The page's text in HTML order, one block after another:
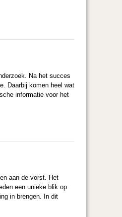
Na het succes
Daarbij komen heel wat
informatie voor het
aan de vorst. Het
een unieke blik op
in brengen. In dit